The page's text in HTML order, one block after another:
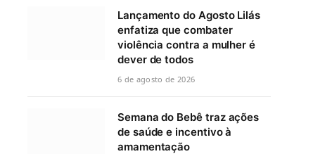
Lançamento do Agosto Lilás
enfatiza que combater
violência contra a mulher é
dever de todos
6 de agosto de 2026
Semana do Bebê traz ações
de saúde e incentivo à
amamentação